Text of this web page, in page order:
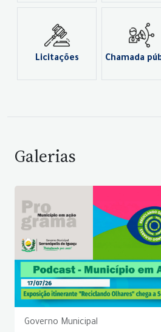
Licitações Chamada
Galerias
Governo Municipal